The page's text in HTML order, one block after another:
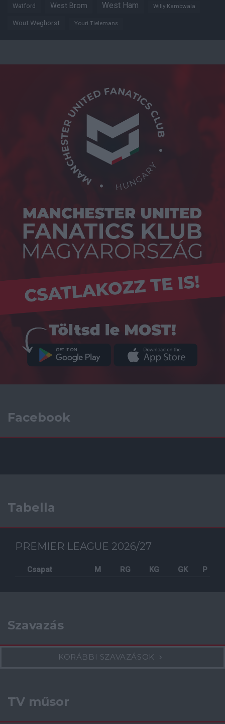
Watford West Brom West Ham Willy Kambwala
Wout Weghorst Youri Tielemans
Facebook
Tabella
PREMIER LEAGUE 2026/27
Csapat M RG KG GK P
Szavazás
KORÁBBI SZAVAZÁSOK
TV műsor